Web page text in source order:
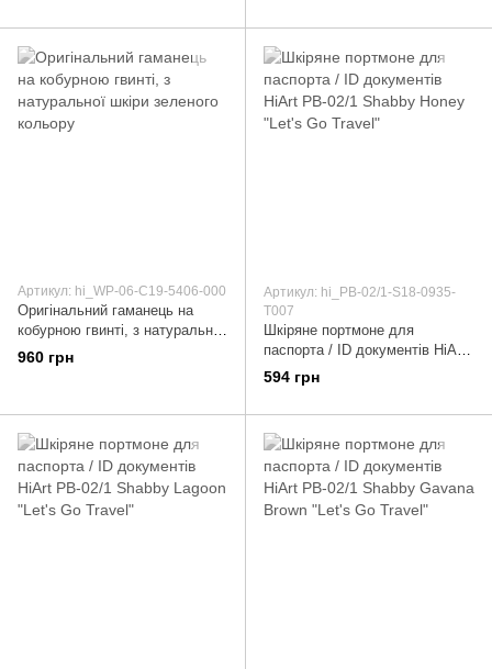
Артикул: hi_WP-06-C19-5406-000
Оригінальний гаманець на
кобурною гвинті, з натуральної
шкіри зеленого кольору
960 грн
Артикул: hi_PB-02/1-S18-0935-
T007
Шкіряне портмоне для
паспорта / ID документів HiArt
PB-02/1 Shabby Honey "Let's
Go Travel"
594 грн